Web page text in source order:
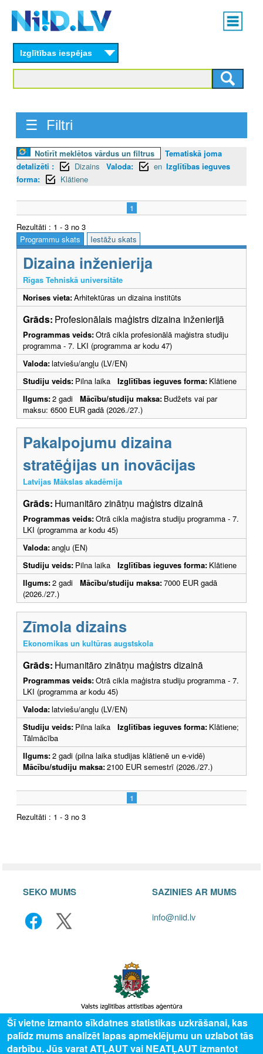
content
Main
menu
Izglītības iespējas
☰ Filtri
Notīrīt meklētos vārdus un filtrus
Tematiskā joma
detalizēti :
Dizains Valoda: en Izglītības ieguves
forma:
Klātiene
1
Rezultāti : 1 - 3 no 3
Programmu skats
Iestāžu skats
Dizaina inženierija
Rīgas Tehniskā universitāte
Norises vieta:Arhitektūras un dizaina institūts
Grāds: Profesionālais maģistrs dizaina inženierijā
Programmas veids:Otrā cikla profesionālā maģistra studiju
programma - 7. LKI (programma ar kodu 47)
Valoda:latviešu/angļu (LV/EN)
Studiju veids: Pilna laika Izglītības ieguves forma: Klātiene
Ilgums:2 gadi Mācību/studiju maksa: Budžets vai par
maksu: 6500 EUR gadā (2026./27.)
Pakalpojumu dizaina
stratēģijas un inovācijas
Latvijas Mākslas akadēmija
Grāds: Humanitāro zinātņu maģistrs dizainā
Programmas veids:Otrā cikla maģistra studiju programma - 7.
LKI (programma ar kodu 45)
Valoda:angļu (EN)
Studiju veids: Pilna laika Izglītības ieguves forma: Klātiene
Ilgums:2 gadi Mācību/studiju maksa:7000 EUR gadā
(2026./27.)
Zīmola dizains
Ekonomikas un kultūras augstskola
Grāds: Humanitāro zinātņu maģistrs dizainā
Programmas veids:Otrā cikla maģistra studiju programma - 7.
LKI (programma ar kodu 45)
Valoda:latviešu/angļu (LV/EN)
Studiju veids: Pilna laika Izglītības ieguves forma: Klātiene;
Tālmācība
Ilgums:2 gadi (pilna laika studijas klātienē un e-vidē)
Mācību/studiju maksa:2100 EUR semestrī (2026./27.)
1
Rezultāti : 1 - 3 no 3
SEKO MUMS SAZINIES AR MUMS
info@niid.lv
© 2025 Valsts izglītības attīstības aģentūra, publicētā satura visas tiesības
aizsargātas.
Šī vietne izmanto sīkdatnes statistikas uzkrāšanai, kas
palīdz mums analizēt lapas apmeklējumu un uzlabot tās
darbību. Jūs varat ATĻAUT vai NEATĻAUT izmantot